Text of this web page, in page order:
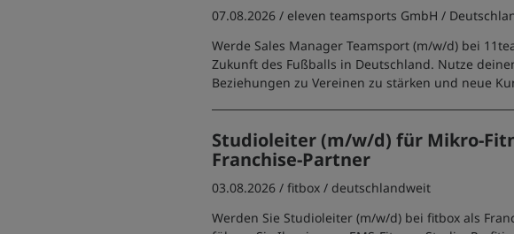
07.08.2026 / eleven teamsports GmbH /
Werde Sales Manager Teamsport (m/w/d) bei
Zukunft des Fußballs in Deutschland. Nutze
Beziehungen zu Vereinen zu stärken und neue
Studioleiter (m/w/d) für Mikro-
Franchise-Partner
03.08.2026 /fitbox / deutschlandweit
Werden Sie Studioleiter (m/w/d) bei fitbox als